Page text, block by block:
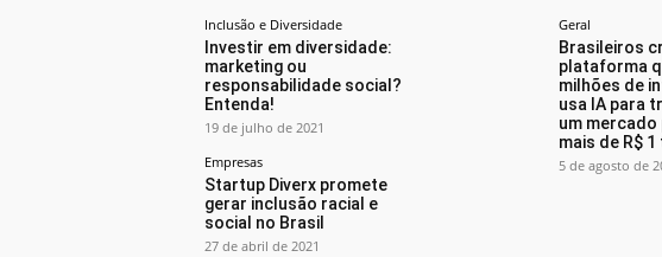
Inclusão e Diversidade
Investir em diversidade:
marketing ou
responsabilidade social?
Entenda!
19 de julho de 2021
Empresas
Startup Diverx promete
gerar inclusão racial e
social no Brasil
27 de abril de 2021
Geral
Brasileiros
plataforma
milhões de
usa IA para
um mercado
mais de R$
5 de agosto de